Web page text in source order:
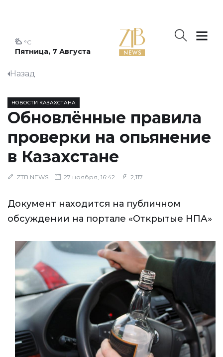
Пятница, 7 Августа
°C
Назад
НОВОСТИ КАЗАХСТАНА
Обновлённые правила
проверки на опьянение
в Казахстане
ZTB NEWS 27 ноября, 16:42 2,117
Документ находится на публичном
обсуждении на портале «Открытые НПА»